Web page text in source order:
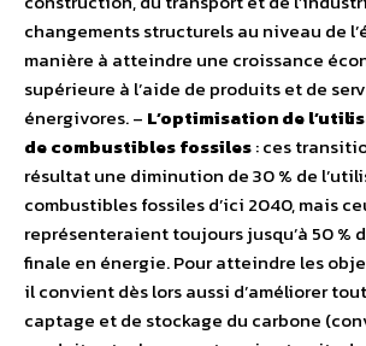
changements structurels au niveau de
manière à atteindre une croissance
supérieure à l’aide de produits et de
énergivores. – L’optimisation de
de combustibles fossiles: ces
résultat une diminution de 30 % de
combustibles fossiles d’ici 2040, mais
représenteraient toujours jusqu’à 50 %
finale en énergie. Pour atteindre les
il convient dès lors aussi d’améliorer
captage et de stockage du carbone